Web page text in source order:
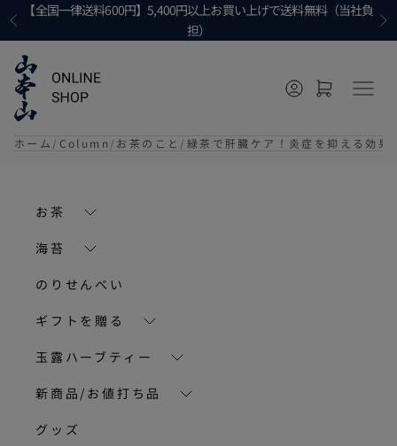
コンテンツへ移動
前へ
【全国一律送料600円】5,400円以上お買い上げで送料無料（当社負
担）
マイページに
カートを
メニ
ホーム Column お茶のこと 緑茶で肝臓ケア！炎症を抑える効果
お茶
海苔
のりせんべい
ギフトを贈る
玉露ハーブティー
新商品/お値打ち品
グッズ